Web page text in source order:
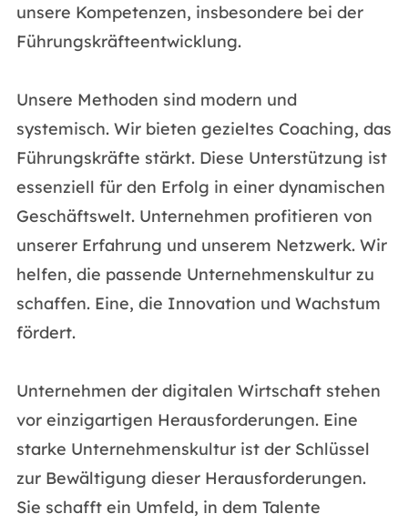
unsere Kompetenzen, insbesondere bei der
Führungskräfteentwicklung.
Unsere Methoden sind modern und
systemisch. Wir bieten gezieltes Coaching, das
Führungskräfte stärkt. Diese Unterstützung ist
essenziell für den Erfolg in einer dynamischen
Geschäftswelt. Unternehmen profitieren von
unserer Erfahrung und unserem Netzwerk. Wir
helfen, die passende Unternehmenskultur zu
schaffen. Eine, die Innovation und Wachstum
fördert.
Unternehmen der digitalen Wirtschaft stehen
vor einzigartigen Herausforderungen. Eine
starke Unternehmenskultur ist der Schlüssel
zur Bewältigung dieser Herausforderungen.
Sie schafft ein Umfeld, in dem Talente